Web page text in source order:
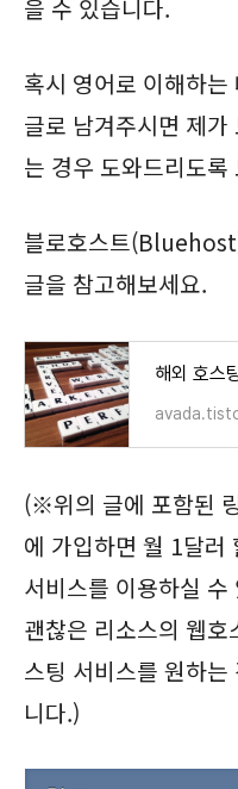
을 수 있습니다.
혹시 영어로 이해하
글로 남겨주시면 제
는 경우 도와드리도록
블로호스트
글을 참고해보세요.
(※위의 글에 포함된
에 가입하면 월 1달러
서비스를 이용하실
괜찮은 리소스의 웹
스팅 서비스를 원하
니다.)